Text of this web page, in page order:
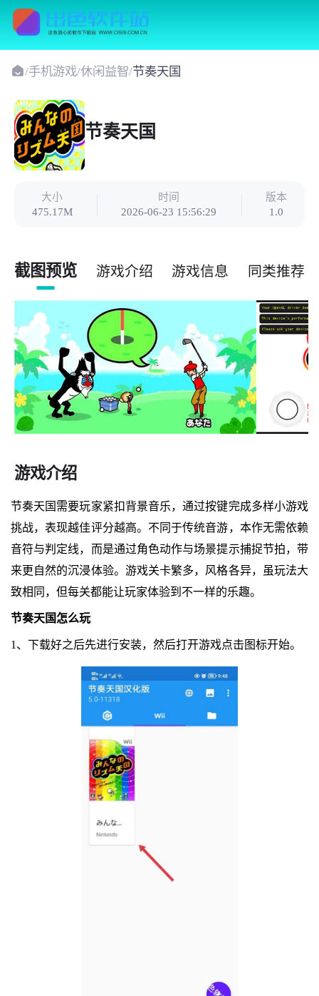
/手机游戏/休闲益智/节奏天国
节奏天国
大小
475.17M
时间
2026-06-23 15:56:29
版本
1.0
截图预览 游戏介绍 游戏信息 同类推荐
游戏介绍
节奏天国需要玩家紧扣背景音乐，通过按键完成多样小游戏
挑战，表现越佳评分越高。不同于传统音游，本作无需依赖
音符与判定线，而是通过角色动作与场景提示捕捉节拍，带
来更自然的沉浸体验。游戏关卡繁多，风格各异，虽玩法大
致相同，但每关都能让玩家体验到不一样的乐趣。
节奏天国怎么玩
1、下载好之后先进行安装，然后打开游戏点击图标开始。